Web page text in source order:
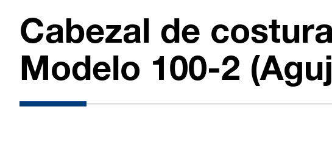
Cabezal de
Modelo 100-2